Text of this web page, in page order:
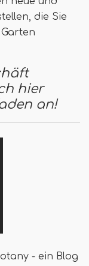
die Sie
hier
an!
- ein Blog